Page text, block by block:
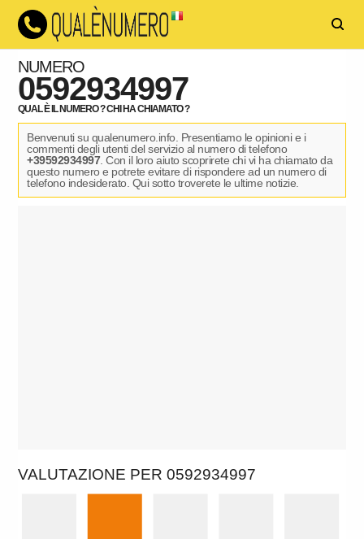
NUMERO
0592934997
QUAL È IL NUMERO ? CHI HA CHIAMATO ?
Benvenuti su qualenumero.info. Presentiamo le opinioni e i
commenti degli utenti del servizio al numero di telefono
+39592934997. Con il loro aiuto scoprirete chi vi ha chiamato da
questo numero e potrete evitare di rispondere ad un numero di
telefono indesiderato. Qui sotto troverete le ultime notizie.
VALUTAZIONE PER 0592934997